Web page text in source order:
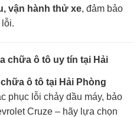
vận hành thử xe, đảm bảo
chữa ô tô uy tín tại Hải
ô tô tại Hải Phòng
phục lỗi chảy dầu máy, bảo
Cruze – hãy lựa chọn